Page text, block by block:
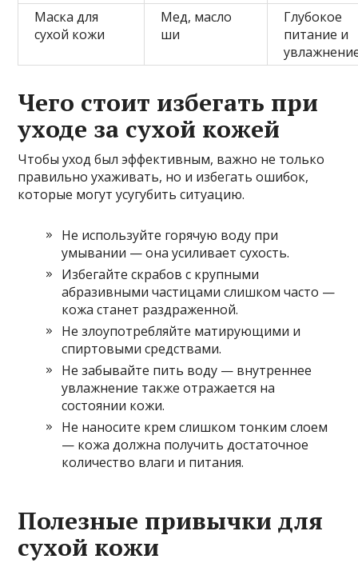
Маска для
сухой кожи
Мед, масло
ши
Глубокое
питание и
Чего стоит избегать при
уходе за сухой кожей
Чтобы уход был эффективным, важно не только
правильно ухаживать, но и избегать ошибок,
которые могут усугубить ситуацию.
Не используйте горячую воду при
умывании — она усиливает сухость.
Избегайте скрабов с крупными
абразивными частицами слишком часто —
кожа станет раздраженной.
Не злоупотребляйте матирующими и
спиртовыми средствами.
Не забывайте пить воду — внутреннее
увлажнение также отражается на
состоянии кожи.
Не наносите крем слишком тонким слоем
— кожа должна получить достаточное
количество влаги и питания.
Полезные привычки для
сухой кожи